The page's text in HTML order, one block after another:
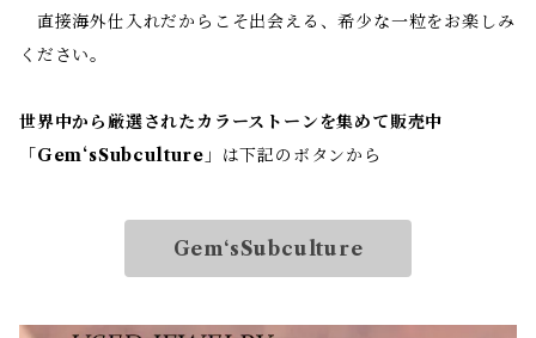
直接海外仕入れだからこそ出会える、希少な一粒をお楽しみ
ください。
世界中から厳選されたカラーストーンを集めて販売中
「Gem‘sSubculture 」は下記のボタンから
Gem‘sSubculture